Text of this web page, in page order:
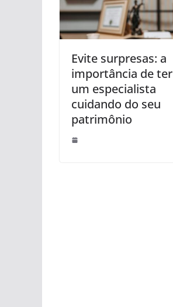
Evite surpresas: a
importância de ter
um especialista
cuidando do seu
patrimônio